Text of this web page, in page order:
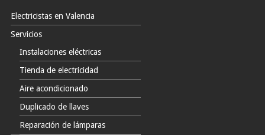
Electricistas en Valencia
Servicios
Instalaciones eléctricas
Tienda de electricidad
Aire acondicionado
Duplicado de llaves
Reparación de lámparas